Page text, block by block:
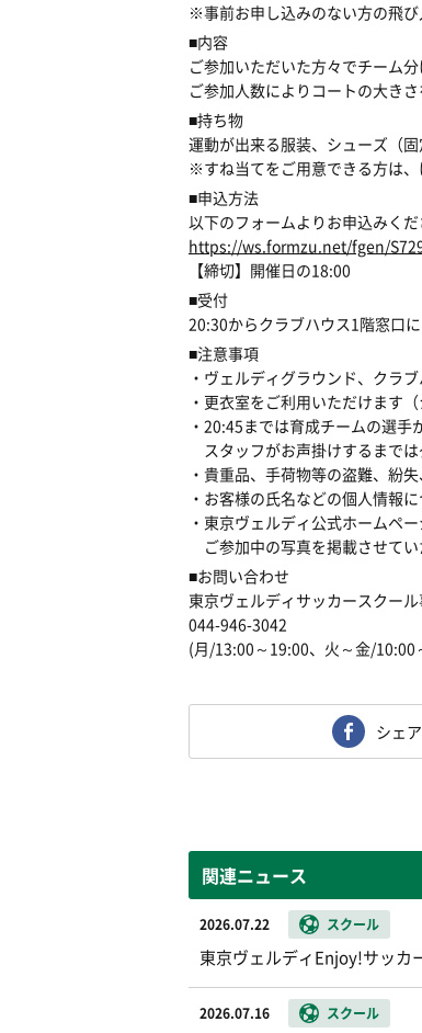
※事前お申し込みのない方の飛び
■内容
ご参加いただいた方々でチーム分
ご参加人数によりコートの大き
■持ち物
運動が出来る服装、シューズ（
※すね当てをご用意できる方は、
■申込方法
以下のフォームよりお申込みくだ
https://ws.formzu.net/fgen/
【締切】開催日の18:00
■受付
20:30からクラブハウス1階窓口に
■注意事項
・ヴェルディグラウンド、クラ
・更衣室をご利用いただけます
・20:45までは育成チームの選手
スタッフがお声掛けするまでは
・貴重品、手荷物等の盗難、紛
・お客様の氏名などの個人情報
・東京ヴェルディ公式ホームペ
ご参加中の写真を掲載させてい
■お問い合わせ
東京ヴェルディサッカースクー
044-946-3042
(月/13:00～19:00、火～金/
シェ
関連ニュース
2026.07.22 スクール
東京ヴェルディEnjoy!サッ
2026.07.16 スクール